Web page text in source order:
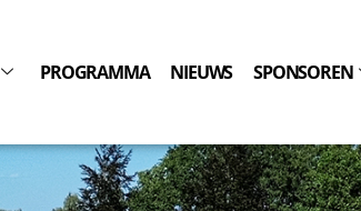
PROGRAMMA NIEUWS SPONSOREN